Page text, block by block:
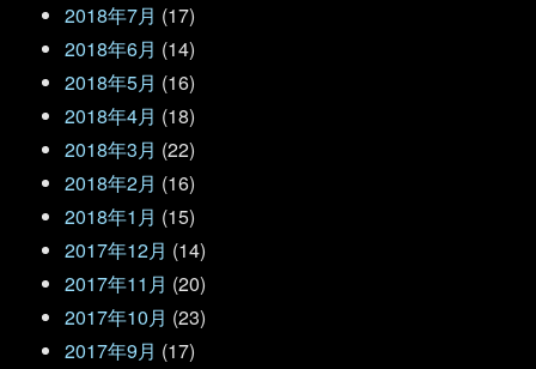
2018年7月 (17)
2018年6月 (14)
2018年5月 (16)
2018年4月 (18)
2018年3月 (22)
2018年2月 (16)
2018年1月 (15)
2017年12月 (14)
2017年11月 (20)
2017年10月 (23)
2017年9月 (17)